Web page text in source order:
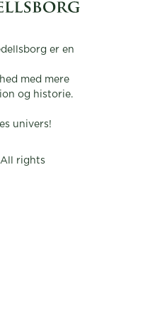
er en
med mere
og historie.
univers!
rights